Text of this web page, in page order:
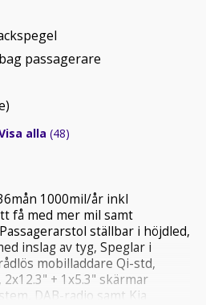
passagerare
alla (48)
1000mil/år inkl
få med mer mil samt
ställbar i höjdled,
inslag av tyg, Speglar i
mobilladdare Qi-std,
+ 1x5.3" skärmar
DAB-radio samt Kia